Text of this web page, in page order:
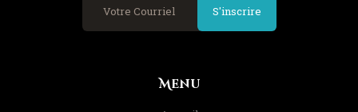
S'inscrire
Menu